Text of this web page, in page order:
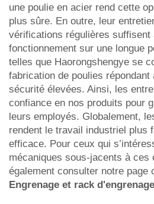
une poulie en acier rend cette
plus sûre. En outre, leur
vérifications régulières suffisent
fonctionnement sur une longue
telles que Haorongshengye se
fabrication de poulies répondant
sécurité élevées. Ainsi, les
confiance en nos produits pour
leurs employés. Globalement,
rendent le travail industriel plus
efficace. Pour ceux qui
mécaniques sous-jacents à ces
également consulter notre page
Engrenage et rack d'engrenage